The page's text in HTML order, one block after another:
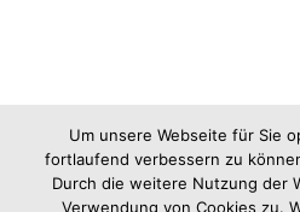
Um unsere Webseite für Sie
fortlaufend verbessern zu
Durch die weitere Nutzung der
Verwendung von Cookies zu.